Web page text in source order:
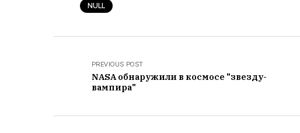
NULL
PREVIOUS POST
NASA обнаружили в космосе "звезду-
вампира"